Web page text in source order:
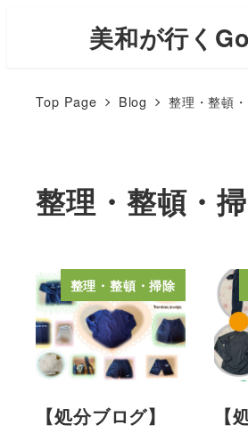
美和が行く
Top Page Blog 整理・整頓
整理・整頓・
整理・整頓・掃除
【処分ブログ】
【